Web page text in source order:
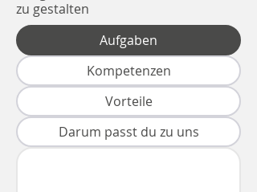
zu gestalten
Aufgaben
Kompetenzen
Vorteile
Darum passt du zu uns